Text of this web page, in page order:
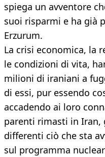
spiega un avventore
suoi risparmi e ha già
Erzurum.
La crisi economica, la
le condizioni di vita,
milioni di iraniani a
di essi, pur essendo
accadendo ai loro
parenti rimasti in Iran,
differenti ciò che sta
sul programma